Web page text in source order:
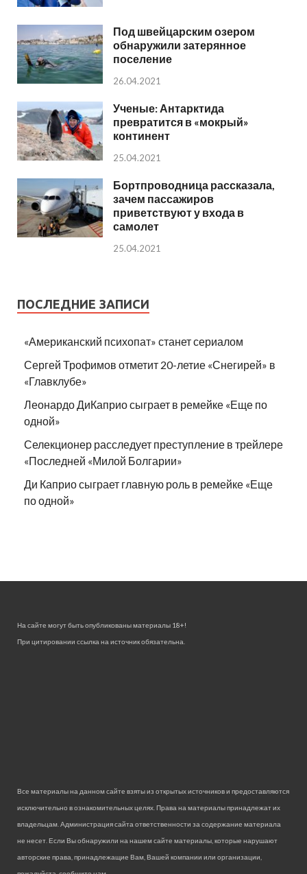
Под швейцарским озером
обнаружили затерянное
поселение
26.04.2021
Ученые: Антарктида
превратится в «мокрый»
континент
25.04.2021
Бортпроводница рассказала,
зачем пассажиров
приветствуют у входа в
самолет
25.04.2021
ПОСЛЕДНИЕ ЗАПИСИ
«Американский психопат» станет сериалом
Сергей Трофимов отметит 20-летие «Снегирей» в
«Главклубе»
Леонардо ДиКаприо сыграет в ремейке «Еще по
одной»
Селекционер расследует преступление в трейлере
«Последней «Милой Болгарии»
Ди Каприо сыграет главную роль в ремейке «Еще
по одной»
На сайте могут быть опубликованы материалы 18+!
При цитировании ссылка на источник обязательна.
Все материалы на данном сайте взяты из открытых источников и предоставляются
исключительно в ознакомительных целях. Права на материалы принадлежат их
владельцам. Администрация сайта ответственности за содержание материала
не несет. Если Вы обнаружили на нашем сайте материалы, которые нарушают
авторские права, принадлежащие Вам, Вашей компании или организации,